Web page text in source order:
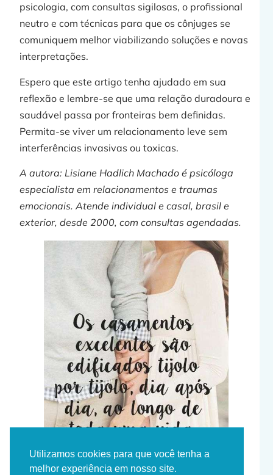
psicologia, com consultas sigilosas, o profissional
neutro e com técnicas para que os cônjuges se
comuniquem melhor viabilizando soluções e novas
interpretações.
Espero que este artigo tenha ajudado em sua
reflexão e lembre-se que uma relação duradoura e
saudável passa por fronteiras bem definidas.
Permita-se viver um relacionamento leve sem
interferências invasivas ou toxicas.
A autora: Lisiane Hadlich Machado é psicóloga
especialista em relacionamentos e traumas
emocionais. Atende individual e casal, brasil e
exterior, desde 2000, com consultas agendadas.
Utilizamos cookies para que você tenha a
melhor experiência em nosso site.